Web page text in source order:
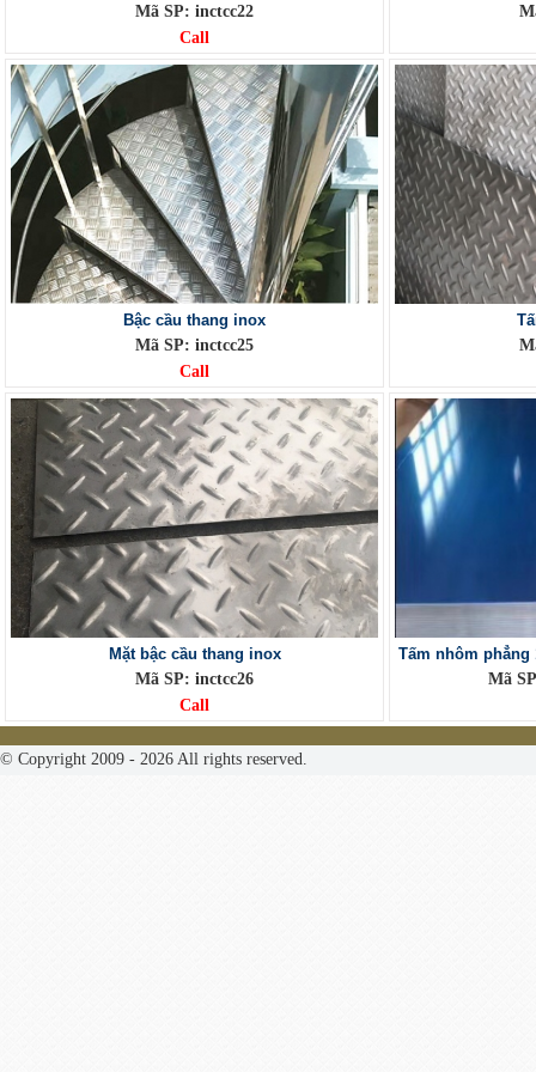
Mã SP: inctcc22
Call
Bậc cầu thang inox
Mã SP: inctcc25
Call
Mặt bậc cầu thang inox
Mã SP: inctcc26
Call
Tấm nhôm phẳng
Mã
© Copyright 2009 - 2026 All rights reserved.